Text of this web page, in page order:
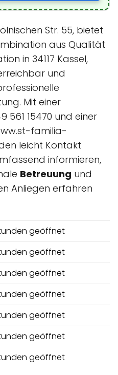
Str. 55, bietet
aus Qualität
in 34117 Kassel,
und
Mit einer
561 15470 und einer
familia-
leicht Kontakt
informieren,
Betreuung und
Anliegen erfahren
geöffnet
geöffnet
geöffnet
geöffnet
geöffnet
geöffnet
geöffnet